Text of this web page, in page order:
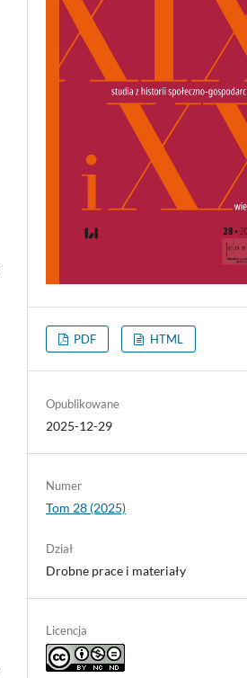
PDF HTML
Opublikowane
2025-12-29
Numer
Tom 28 (2025)
Dział
Drobne prace i materiały
Licencja